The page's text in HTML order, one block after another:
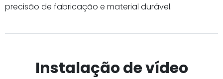
precisão de fabricação e material durável.
Instalação de vídeo